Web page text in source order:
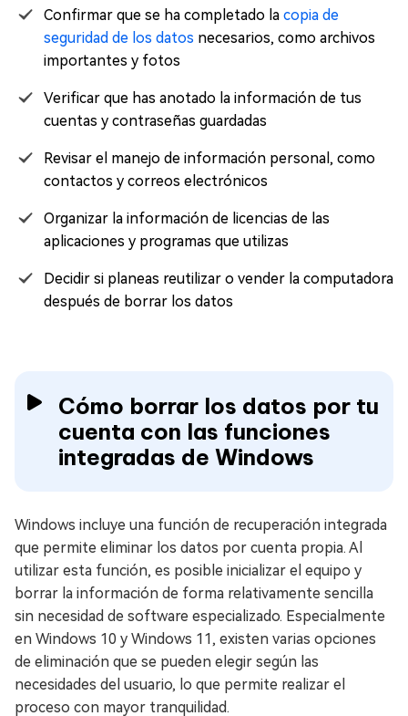
Confirmar que se ha completado la copia de
seguridad de los datos necesarios, como archivos
importantes y fotos
Verificar que has anotado la información de tus
cuentas y contraseñas guardadas
Revisar el manejo de información personal, como
contactos y correos electrónicos
Organizar la información de licencias de las
aplicaciones y programas que utilizas
Decidir si planeas reutilizar o vender la computadora
después de borrar los datos
Cómo borrar los datos por tu
cuenta con las funciones
integradas de Windows
Windows incluye una función de recuperación integrada
que permite eliminar los datos por cuenta propia. Al
utilizar esta función, es posible inicializar el equipo y
borrar la información de forma relativamente sencilla
sin necesidad de software especializado. Especialmente
en Windows 10 y Windows 11, existen varias opciones
de eliminación que se pueden elegir según las
necesidades del usuario, lo que permite realizar el
proceso con mayor tranquilidad.